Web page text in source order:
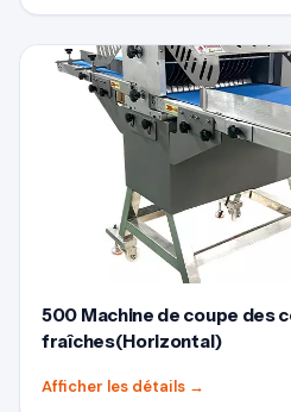
500 Machine de coupe des
fraîches(Horizontal)
Afficher les détails →